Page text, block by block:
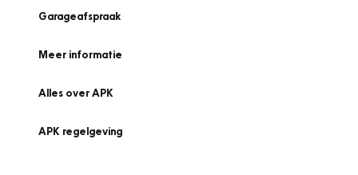
Garageafspraak
Meer informatie
Alles over APK
APK regelgeving